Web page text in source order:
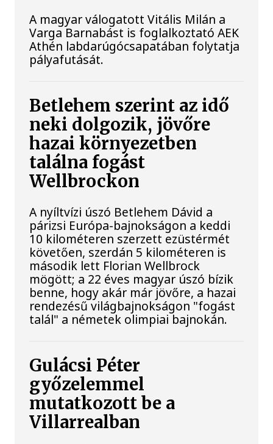
A magyar válogatott Vitális Milán a
Varga Barnabást is foglalkoztató AEK
Athén labdarúgócsapatában folytatja
pályafutását.
Betlehem szerint az idő
neki dolgozik, jövőre
hazai környezetben
találna fogást
Wellbrockon
A nyíltvízi úszó Betlehem Dávid a
párizsi Európa-bajnokságon a keddi
10 kilométeren szerzett ezüstérmét
követően, szerdán 5 kilométeren is
második lett Florian Wellbrock
mögött; a 22 éves magyar úszó bízik
benne, hogy akár már jövőre, a hazai
rendezésű világbajnokságon "fogást
talál" a németek olimpiai bajnokán.
Gulácsi Péter
győzelemmel
mutatkozott be a
Villarrealban